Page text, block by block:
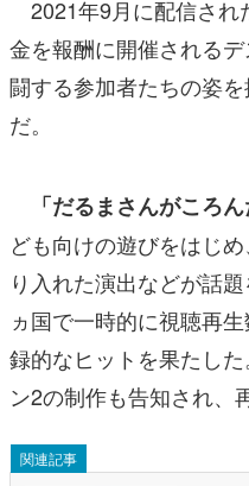
2021年9月に配信され
金を報酬に開催される
闘する参加者たちの姿
だ。
「だるまさんがころん
ども向けの遊びをはじ
り入れた演出などが話
ヵ国で一時的に視聴再
録的なヒットを果たし
ン2の制作も告知され、
関連記事